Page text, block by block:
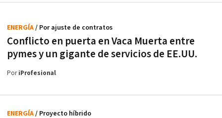
Conflicto en puerta en Vaca Muerta entre
pymes y un gigante de servicios de EE.UU.
ENERGÍA/ Por ajuste de contratos
PoriProfesional
ENERGÍA/ Proyecto híbrido